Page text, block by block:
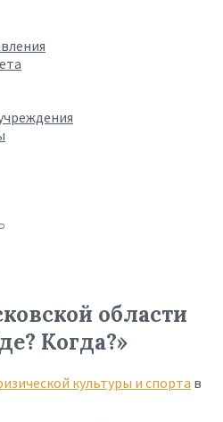
области
Когда?»
культуры и спорта в